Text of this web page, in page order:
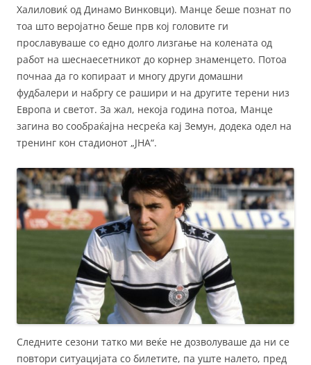
Халиловиќ од Динамо Винковци). Манце беше познат по
тоа што веројатно беше прв кој головите ги
прославуваше со едно долго лизгање на колената од
работ на шеснаесетникот до корнер знаменцето. Потоа
почнаа да го копираат и многу други домашни
фудбалери и набргу се рашири и на другите терени низ
Европа и светот. За жал, некоја година потоа, Манце
загина во сообраќајна несреќа кај Земун, додека одел на
тренинг кон стадионот „ЈНА“.
Следните сезони татко ми веќе не дозволуваше да ни се
повтори ситуацијата со билетите, па уште налето, пред